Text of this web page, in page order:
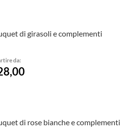
di girasoli e complementi
da:
di rose bianche e complementi